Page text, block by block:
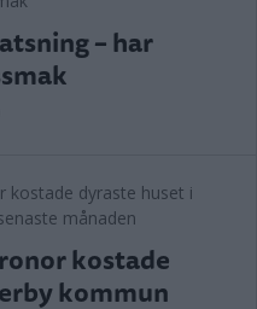
– har
kostade
kommun